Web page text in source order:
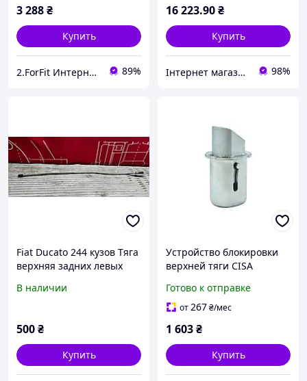
3 288₴
Купить
2.ForFit Интернет-магазин спортивных товаров 89%
16 223.90₴
Купить
Інтернет магазин СпортТочка 98%
Fiat Ducato 244 кузов Тяга
верхняя задних левых
В наличии
500₴
Купить
Устройство блокировки
верхней тяги CISA
Готово к отправке
от267₴/мес
1 603₴
Купить